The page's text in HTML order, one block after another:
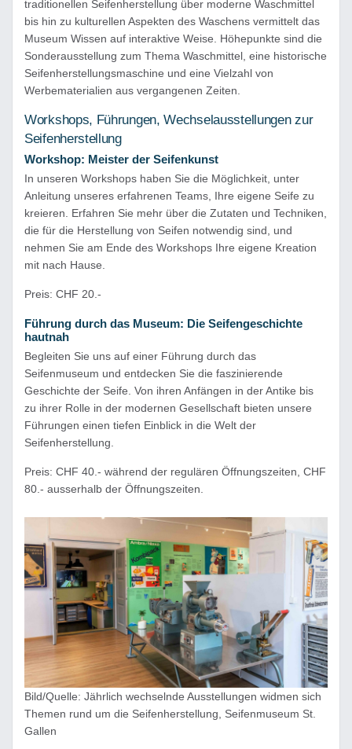
traditionellen Seifenherstellung über moderne Waschmittel
bis hin zu kulturellen Aspekten des Waschens vermittelt das
Museum Wissen auf interaktive Weise. Höhepunkte sind die
Sonderausstellung zum Thema Waschmittel, eine historische
Seifenherstellungsmaschine und eine Vielzahl von
Werbematerialien aus vergangenen Zeiten.
Workshops, Führungen, Wechselausstellungen zur
Seifenherstellung
Workshop: Meister der Seifenkunst
In unseren Workshops haben Sie die Möglichkeit, unter
Anleitung unseres erfahrenen Teams, Ihre eigene Seife zu
kreieren. Erfahren Sie mehr über die Zutaten und Techniken,
die für die Herstellung von Seifen notwendig sind, und
nehmen Sie am Ende des Workshops Ihre eigene Kreation
mit nach Hause.
Preis: CHF 20.-
Führung durch das Museum: Die Seifengeschichte
hautnah
Begleiten Sie uns auf einer Führung durch das
Seifenmuseum und entdecken Sie die faszinierende
Geschichte der Seife. Von ihren Anfängen in der Antike bis
zu ihrer Rolle in der modernen Gesellschaft bieten unsere
Führungen einen tiefen Einblick in die Welt der
Seifenherstellung.
Preis: CHF 40.- während der regulären Öffnungszeiten, CHF
80.- ausserhalb der Öffnungszeiten.
Bild/Quelle: Jährlich wechselnde Ausstellungen widmen sich
Themen rund um die Seifenherstellung, Seifenmuseum St.
Gallen